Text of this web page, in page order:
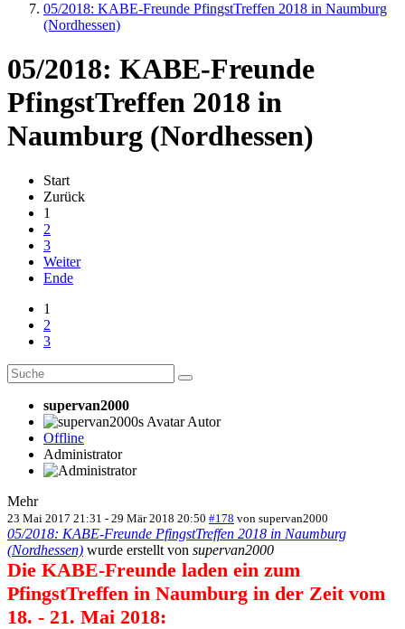
05/2018: KABE-Freunde PfingstTreffen 2018 in Naumburg
(Nordhessen)
05/2018: KABE-Freunde
PfingstTreffen 2018 in
Naumburg (Nordhessen)
Start
Zurück
1
2
3
Weiter
Ende
1
2
3
supervan2000
Autor
Offline
Administrator
Mehr
23 Mai 2017 21:31 - 29 Mär 2018 20:50 #178 von supervan2000
05/2018: KABE-Freunde PfingstTreffen 2018 in Naumburg
(Nordhessen) wurde erstellt von supervan2000
Die KABE-Freunde laden ein zum
PfingstTreffen in Naumburg in der Zeit vom
18. - 21. Mai 2018: